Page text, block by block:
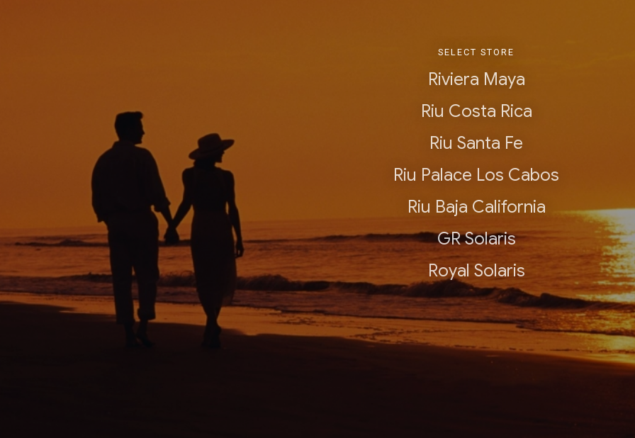
SELECT STORE
Riviera Maya
Riu Costa Rica
Riu Santa Fe
Riu Palace Los Cabos
Riu Baja California
GR Solaris
Royal Solaris